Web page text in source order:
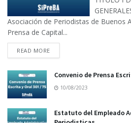
Asociación de Periodistas de Buenos
Prensa de Capital...
READ MORE
Convenio de Prensa
10/08/2023
Estatuto del Empleado